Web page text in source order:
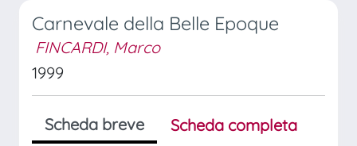
Carnevale della Belle Epoque
FINCARDI, Marco
1999
Scheda breve
Scheda completa